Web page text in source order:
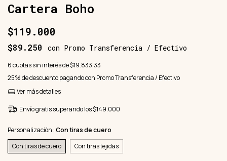
Cartera Boho
$119.000
$89.250 con Promo Transferencia / Efectivo
6cuotas sin interés de$19.833,33
25% de descuentopagando con Promo Transferencia / Efectivo
Ver más detalles
Envío gratissuperando los$149.000
Personalización :Con tiras de cuero
Con tiras de cuero
Con tiras tejidas